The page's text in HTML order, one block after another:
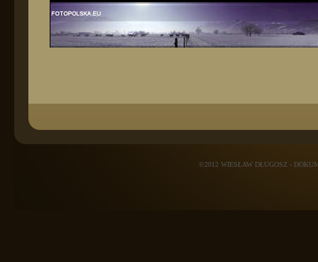
©2012 WIESŁAW DŁUGOSZ -